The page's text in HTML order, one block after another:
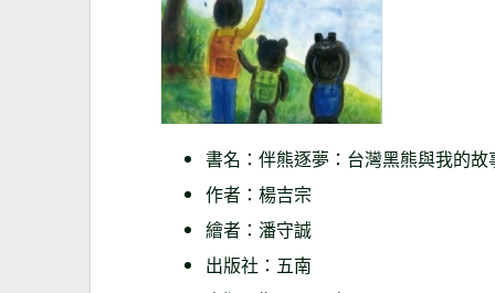
書名：伴熊逐夢：台灣黑熊與我的故
作者：楊吉宗
繪者：潘守誠
出版社：五南